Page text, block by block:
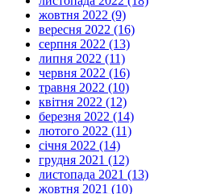
жовтня 2022 (9)
вересня 2022 (16)
серпня 2022 (13)
липня 2022 (11)
червня 2022 (16)
травня 2022 (10)
квітня 2022 (12)
березня 2022 (14)
лютого 2022 (11)
січня 2022 (14)
грудня 2021 (12)
листопада 2021 (13)
жовтня 2021 (10)